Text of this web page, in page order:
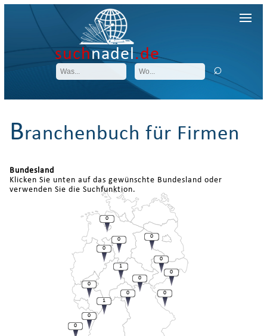
suchnadel.de
Branchenbuch für Firmen
Bundesland
Klicken Sie unten auf das gewünschte Bundesland oder
verwenden Sie die Suchfunktion.
0
0
0
0
0
0
0
0
0
1
0
1
0
0